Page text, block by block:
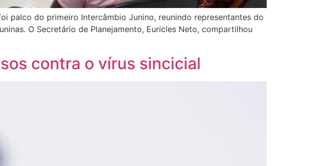
palco do primeiro Intercâmbio Junino, reunindo representantes do
O Secretário de Planejamento, Euricles Neto, compartilhou
contra o vírus sincicial